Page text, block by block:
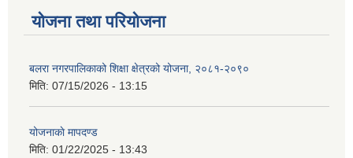
योजना तथा परियोजना
बलरा नगरपालिकाको शिक्षा क्षेत्रको योजना, २०८१-२०९०
मिति: 07/15/2026 - 13:15
योजनाकाे मापदण्ड
मिति: 01/22/2025 - 13:43